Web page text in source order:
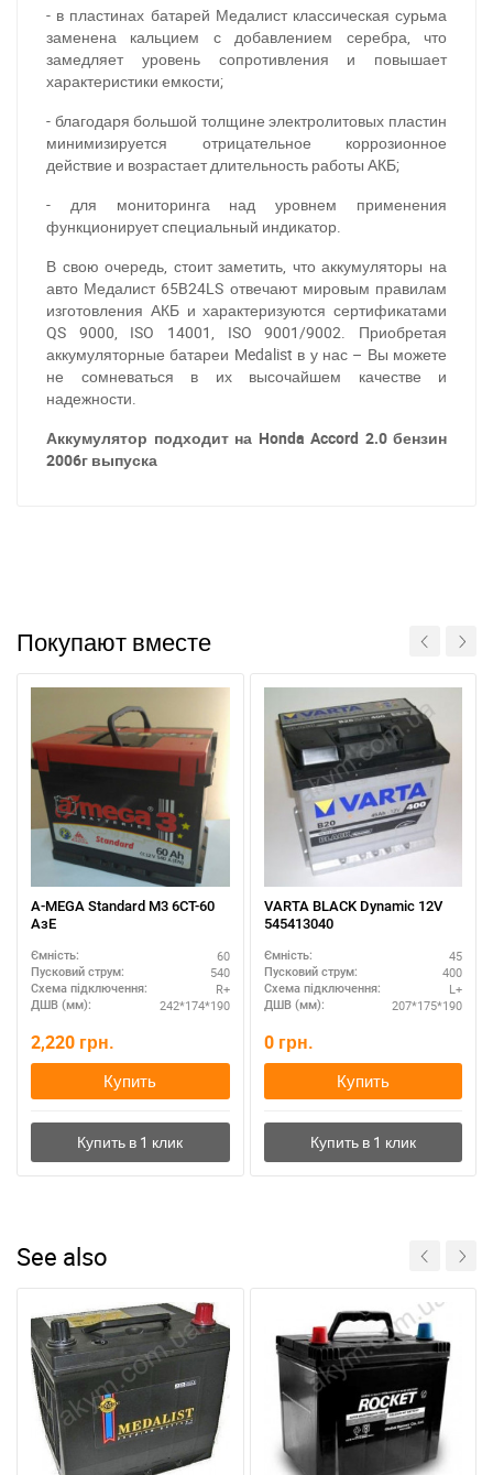
- в пластинах батарей Медалист классическая сурьма
заменена кальцием с добавлением серебра, что
замедляет уровень сопротивления и повышает
характеристики емкости;
- благодаря большой толщине электролитовых пластин
минимизируется отрицательное коррозионное
действие и возрастает длительность работы АКБ;
- для мониторинга над уровнем применения
функционирует специальный индикатор.
В свою очередь, стоит заметить, что аккумуляторы на
авто Медалист 65B24LS отвечают мировым правилам
изготовления АКБ и характеризуются сертификатами
QS 9000, ISO 14001, ISO 9001/9002. Приобретая
аккумуляторные батареи Medalist в у нас – Вы можете
не сомневаться в их высочайшем качестве и
надежности.
Аккумулятор подходит на Honda Accord 2.0 бензин
2006г выпуска
Покупают вместе
A-MEGA Standard M3 6СТ-60
AзE
Ємність: 60
Пусковий струм: 540
Схема підключення: R+
ДШВ (мм): 242*174*190
2,220 грн.
Купить
VARTA BLACK Dynamic 12V
545413040
Ємність: 45
Пусковий струм: 400
Схема підключення: L+
ДШВ (мм): 207*175*190
0 грн.
Купить
See also
За відсутності звязку - дзвоніть, пишіть у Viber / Telegram
(093) 600-51-11